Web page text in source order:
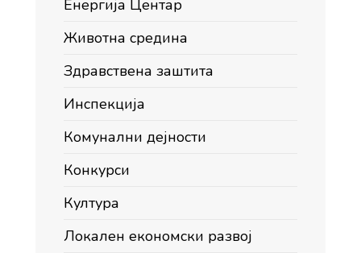
Енергија Центар
Животна средина
Здравствена заштита
Инспекција
Комунални дејности
Конкурси
Култура
Локален економски развој